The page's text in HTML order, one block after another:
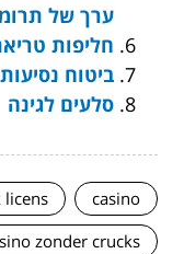
ערך של
חליפות
ביטוח
סלעים לגינה
casino
licens
zonder crucks